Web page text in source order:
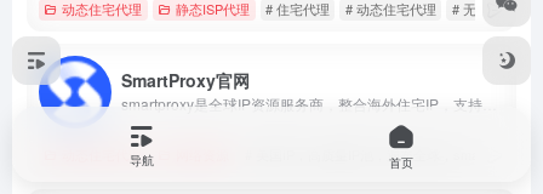
动态住宅代理 静态ISP代理 # 住宅代理 # 动态住宅代理 # 无带宽限制
SmartProxy官网
动态住宅代理 # 美国IP，高质量IP池，遍布全球，smartproxy
导航 首页